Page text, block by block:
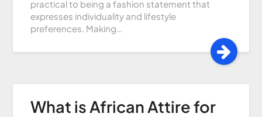
practical to being a fashion statement that
expresses individuality and lifestyle
preferences. Making…
What is African Attire for